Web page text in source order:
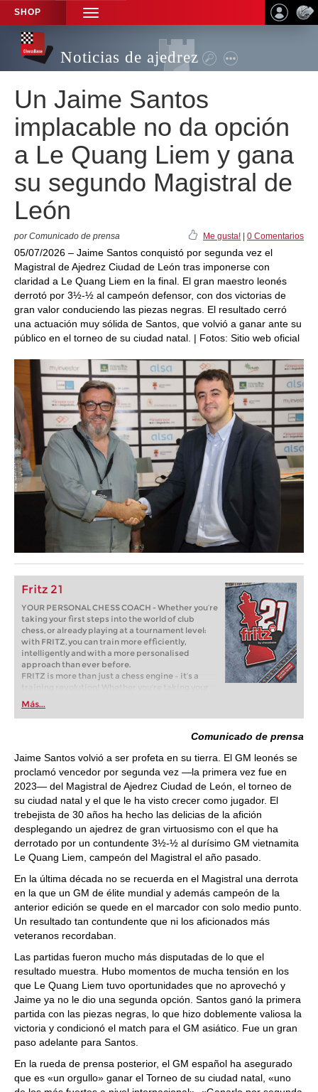
SHOP
TOGGLE
NAVIGATION
Noticias de ajedrez
Un Jaime Santos
implacable no da opción
a Le Quang Liem y gana
su segundo Magistral de
León
por Comunicado de prensa Me gusta! 0 Comentarios
05/07/2026 – Jaime Santos conquistó por segunda vez el
Magistral de Ajedrez Ciudad de León tras imponerse con
claridad a Le Quang Liem en la final. El gran maestro leonés
derrotó por 3½-½ al campeón defensor, con dos victorias de
gran valor conduciendo las piezas negras. El resultado cerró
una actuación muy sólida de Santos, que volvió a ganar ante su
público en el torneo de su ciudad natal. | Fotos: Sitio web oficial
Fritz 21
YOUR PERSONAL CHESS COACH - Whether you’re
taking your first steps into the world of club
chess, or already playing at a tournament level:
with FRITZ, you can train more efficiently,
intelligently and with a more personalised
approach than ever before.
FRITZ is more than just a chess engine – it’s a
training revolution! Whether you’re taking your
first steps into the world of club chess, or already
playing at a tournament level: with FRITZ, you can
train more efficiently, intelligently and with a
more personalised approach than ever before.
Más...
Comunicado de prensa
Jaime Santos volvió a ser profeta en su tierra. El GM leonés se
proclamó vencedor por segunda vez —la primera vez fue en
2023— del Magistral de Ajedrez Ciudad de León, el torneo de
su ciudad natal y el que le ha visto crecer como jugador. El
trebejista de 30 años ha hecho las delicias de la afición
desplegando un ajedrez de gran virtuosismo con el que ha
derrotado por un contundente 3½-½ al durísimo GM vietnamita
Le Quang Liem, campeón del Magistral el año pasado.
En la última década no se recuerda en el Magistral una derrota
en la que un GM de élite mundial y además campeón de la
anterior edición se quede en el marcador con solo medio punto.
Un resultado tan contundente que ni los aficionados más
veteranos recordaban.
Las partidas fueron mucho más disputadas de lo que el
resultado muestra. Hubo momentos de mucha tensión en los
que Le Quang Liem tuvo oportunidades que no aprovechó y
Jaime ya no le dio una segunda opción. Santos ganó la primera
partida con las piezas negras, lo que hizo doblemente valiosa la
victoria y condicionó el match para el GM asiático. Fue un gran
paso adelante para Santos.
En la rueda de prensa posterior, el GM español ha asegurado
que es «un orgullo» ganar el Torneo de su ciudad natal, «uno